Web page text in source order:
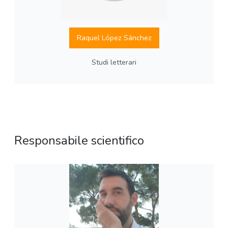
Raquel López Sánchez
Studi letterari
Responsabile scientifico